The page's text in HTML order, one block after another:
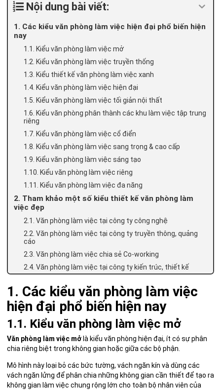
Nội dung bài viết:
1. Các kiểu văn phòng làm việc hiện đại phổ biến hiện
nay
1.1. Kiểu văn phòng làm việc mở
1.2. Kiểu văn phòng làm việc truyền thống
1.3. Kiểu thiết kế văn phòng làm việc xanh
1.4. Kiểu văn phòng làm việc hiện đại
1.5. Kiểu văn phòng làm việc tối giản nội thất
1.6. Kiểu văn phòng phân thành các khu làm việc tập trung
riêng
1.7. Kiểu văn phòng làm việc cổ điển
1.8. Kiểu văn phòng làm việc sang trọng & cao cấp
1.9. Kiểu văn phòng làm việc sáng tạo
1.10. Kiểu văn phòng làm việc riêng
1.11. Kiểu văn phòng làm việc đa năng
2. Tham khảo một số kiểu thiết kế văn phòng làm
việc đẹp
2.1. Văn phòng làm việc tại công ty công nghệ
2.2. Văn phòng làm việc tại công ty truyền thông, quảng
cáo
2.3. Văn phòng làm việc chia sẻ Co-working
2.4. Văn phòng làm việc tại công ty kiến trúc, thiết kế
1. Các kiểu văn phòng làm việc
hiện đại phổ biến hiện nay
1.1. Kiểu văn phòng làm việc mở
Văn phòng làm việc mở là kiểu văn phòng hiện đại, ít có sự phân
chia riêng biệt trong không gian hoặc giữa các bộ phận.
Mô hình này loại bỏ các bức tường, vách ngăn kín và dùng các
vách ngăn lửng để phân chia những không gian cần thiết để tạo ra
không gian làm việc chung rộng lớn cho toàn bộ nhân viên của